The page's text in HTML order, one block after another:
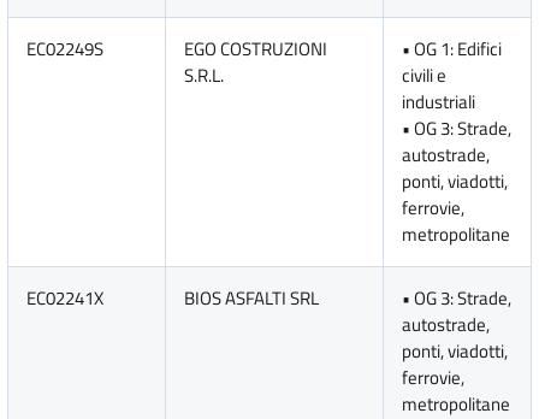
EC02249S
EGO COSTRUZIONI
S.R.L.
• OG 1: Edifici
civili e
industriali
• OG 3: Strade,
autostrade,
ponti, viadotti,
ferrovie,
metropolitane
EC02241X BIOS ASFALTI SRL
• OG 3: Strade,
autostrade,
ponti, viadotti,
ferrovie,
metropolitane